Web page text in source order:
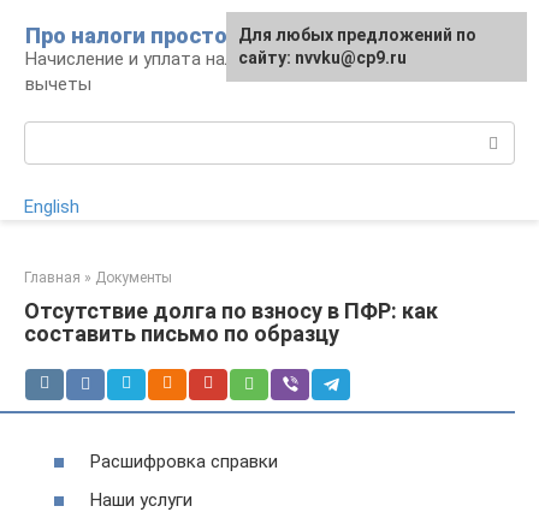
контенту
Про налоги просто
Начисление и уплата налогов, налоговые
вычеты
English
Главная » Документы
Отсутствие долга по взносу в ПФР: как
составить письмо по образцу
Расшифровка справки
Наши услуги
Для любых предложений по
сайту: nvvku@cp9.ru